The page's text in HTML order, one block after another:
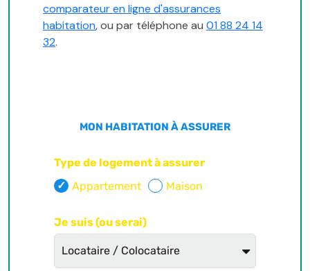
comparateur en ligne d'assurances
habitation, ou par téléphone au 01 88 24 14
32.